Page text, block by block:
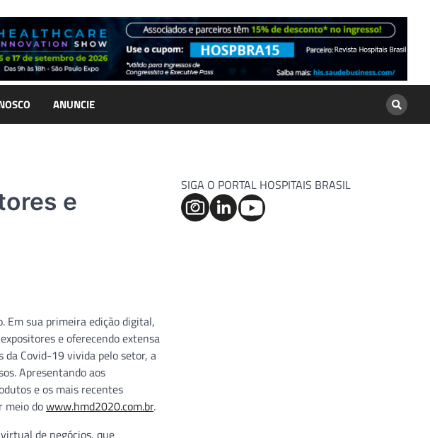
ANUNCIE
e
Em sua primeira edição digital,
e oferecendo extensa
da Covid-19 vivida pelo setor, a
Apresentando aos
e os mais recentes
meio dowww.hmd2020.com.br.
de negócios, que
SIGA O PORTAL HOSPITAIS BRASIL